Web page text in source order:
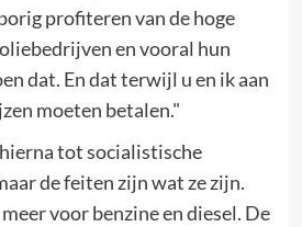
profiteren van de hoge
en vooral hun
dat. En dat terwijl u en ik aan
moeten betalen."
tot socialistische
de feiten zijn wat ze zijn.
voor benzine en diesel. De